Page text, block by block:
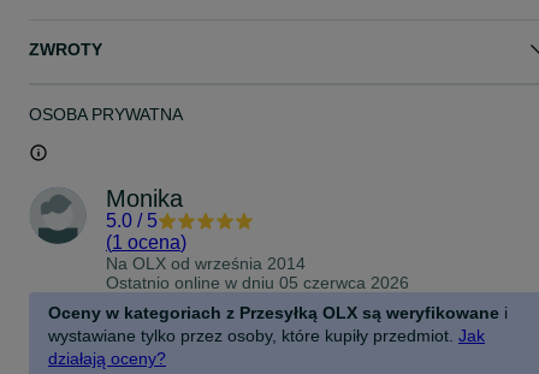
W każdym rozmiarze dostępne są dwa warianty skrzydeł – do
skrzydła poziome (rozłożone na boki)
skrzydła opadające (skierowane ku dołowi)
(prosimy o informację przy zamówieniu, który wariant skrzydeł
wybierasz)
Materiał i wykonanie:
lite drewno sosnowe
ręczne wykonanie
naturalne wykończenie podkreślające strukturę drewna
ZWROTY
OSOBA PRYWATNA
Monika
5.0 / 5
(1 ocena)
Na OLX od września 2014
Ostatnio online w dniu 05 czerwca 2026
Oceny w kategoriach z Przesyłką OLX są weryfikowane i
wystawiane tylko przez osoby, które kupiły przedmiot. Jak
działają oceny?